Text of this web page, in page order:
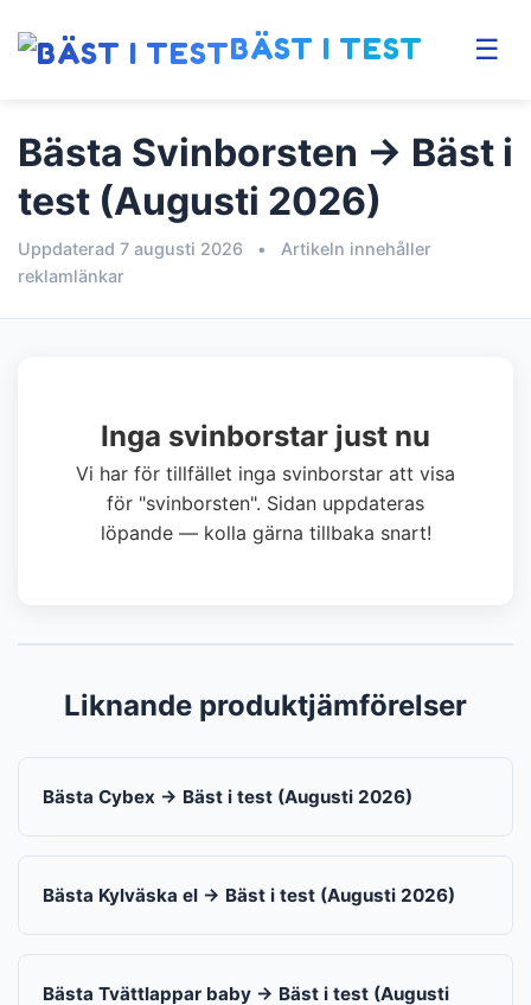
BÄST I TEST ☰
Bästa Svinborsten → Bäst i
test (Augusti 2026)
Uppdaterad 7 augusti 2026 •
Artikeln innehåller
reklamlänkar
Inga svinborstar just nu
Vi har för tillfället inga svinborstar att visa
för "svinborsten". Sidan uppdateras
löpande — kolla gärna tillbaka snart!
Liknande produktjämförelser
Bästa Cybex → Bäst i test (Augusti 2026)
Bästa Kylväska el → Bäst i test (Augusti 2026)
Bästa Tvättlappar baby → Bäst i test (Augusti